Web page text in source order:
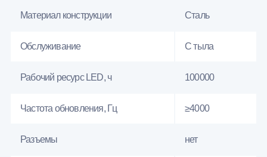
Материал конструкции Сталь
Обслуживание С тыла
Рабочий ресурс LED, ч 100000
Частота обновления, Гц ≥4000
Разъемы нет